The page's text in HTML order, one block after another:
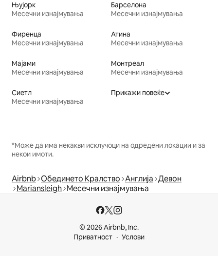
Њујорк
Месечни изнајмувања
Барселона
Месечни изнајмувања
Фиренца
Месечни изнајмувања
Атина
Месечни изнајмувања
Мајами
Месечни изнајмувања
Монтреал
Месечни изнајмувања
Сиетл
Месечни изнајмувања
Прикажи повеќе
*Може да има некакви исклучоци на одредени локации и за
некои имоти.
Airbnb Обединето Кралство Англија Девон
Mariansleigh Месечни изнајмувања
© 2026 Airbnb, Inc.
Приватност
Услови